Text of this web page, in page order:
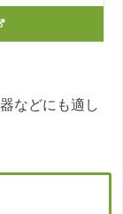
などにも適し